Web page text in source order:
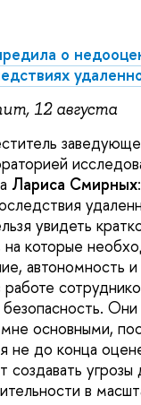
о
12 августа
Лариса Смирных:
увидеть
которые
автономность и
Они
основными,
не до конца
создавать
в